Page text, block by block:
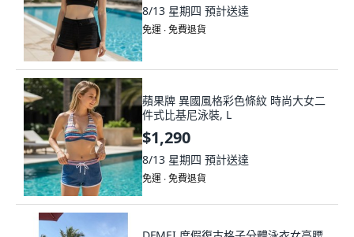
8/13 星期四 預計送達
免運 ∙ 免費退貨
蘋果牌 異國風格彩色條紋 時尚大女二
件式比基尼泳裝, L
$1,290
8/13 星期四 預計送達
免運 ∙ 免費退貨